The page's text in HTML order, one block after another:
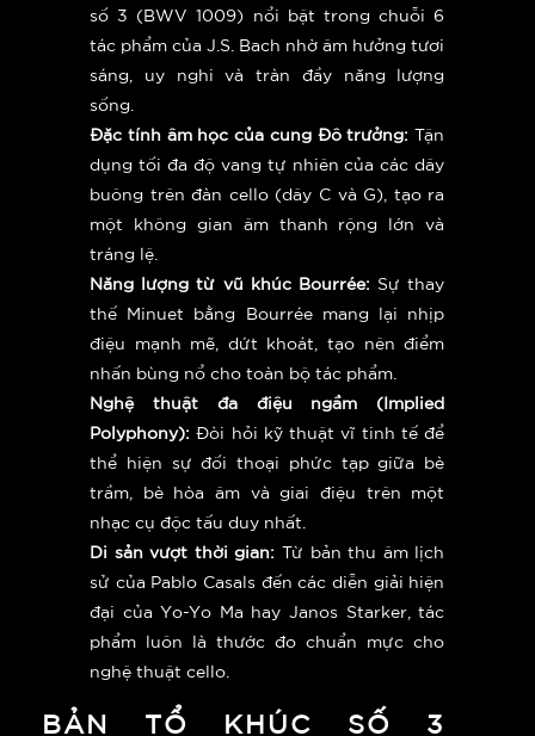
số 3 (BWV 1009) nổi bật trong chuỗi 6
tác phẩm của J.S. Bach nhờ âm hưởng tươi
sáng, uy nghi và tràn đầy năng lượng
sống.
Đặc tính âm học của cung Đô trưởng: Tận
dụng tối đa độ vang tự nhiên của các dây
buông trên đàn cello (dây C và G), tạo ra
một không gian âm thanh rộng lớn và
tráng lệ.
Năng lượng từ vũ khúc Bourrée: Sự thay
thế Minuet bằng Bourrée mang lại nhịp
điệu mạnh mẽ, dứt khoát, tạo nên điểm
nhấn bùng nổ cho toàn bộ tác phẩm.
Nghệ thuật đa điệu ngầm (Implied
Polyphony): Đòi hỏi kỹ thuật vĩ tinh tế để
thể hiện sự đối thoại phức tạp giữa bè
trầm, bè hòa âm và giai điệu trên một
nhạc cụ độc tấu duy nhất.
Di sản vượt thời gian: Từ bản thu âm lịch
sử của Pablo Casals đến các diễn giải hiện
đại của Yo-Yo Ma hay Janos Starker, tác
phẩm luôn là thước đo chuẩn mực cho
nghệ thuật cello.
BẢN TỔ KHÚC SỐ 3